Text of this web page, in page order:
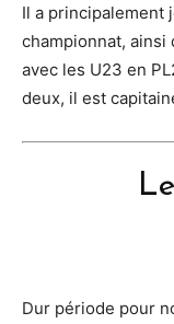
Il a principalement
championnat, ainsi
avec les U23 en
deux, il est
Dur période pour